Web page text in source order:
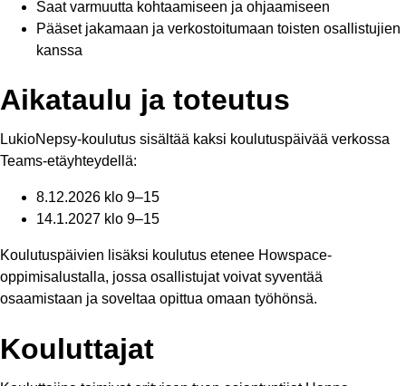
Saat varmuutta kohtaamiseen ja ohjaamiseen
Pääset jakamaan ja verkostoitumaan toisten osallistujien
kanssa
Aikataulu ja toteutus
LukioNepsy-koulutus sisältää kaksi koulutuspäivää verkossa
Teams-etäyhteydellä:
8.12.2026 klo 9–15
14.1.2027 klo 9–15
Koulutuspäivien lisäksi koulutus etenee Howspace-
oppimisalustalla, jossa osallistujat voivat syventää
osaamistaan ja soveltaa opittua omaan työhönsä.
Kouluttajat